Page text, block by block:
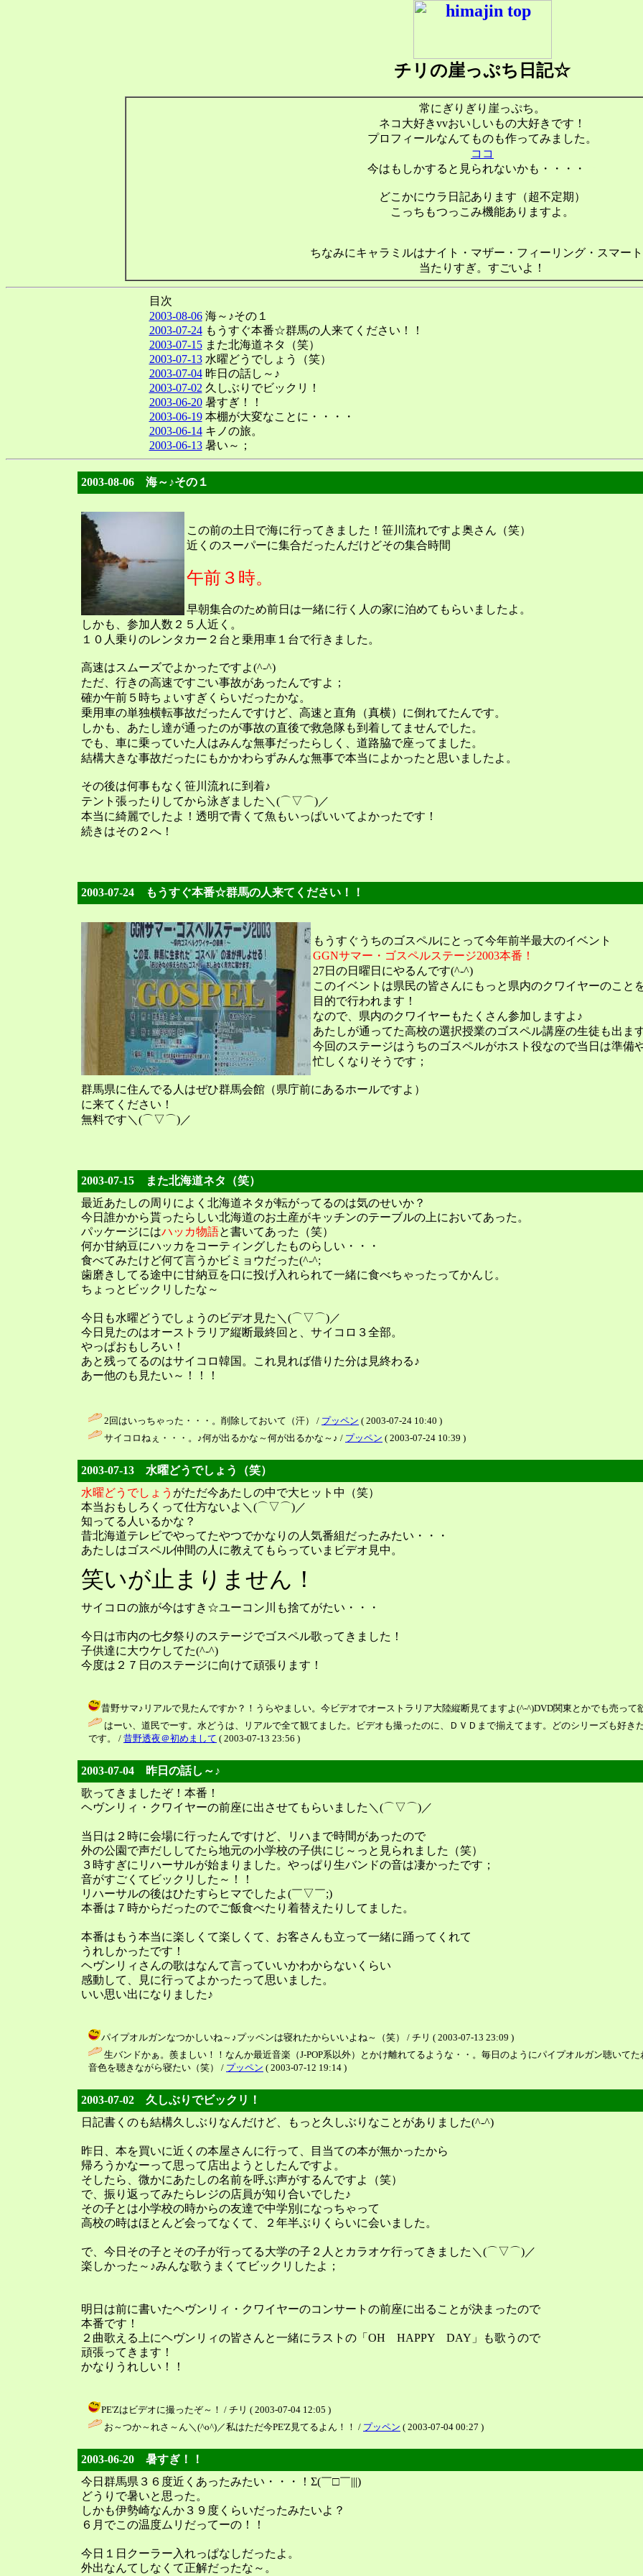
チリの崖っぷち日記☆
常にぎりぎり崖っぷち。
ネコ大好きvvおいしいもの大好きです！
プロフィールなんてものも作ってみました。
ココ
今はもしかすると見られないかも・・・・
どこかにウラ日記あります（超不定期）
こっちもつっこみ機能ありますよ。
ちなみにキャラミルはナイト・マザー・フィーリング・スマート
当たりすぎ。すごいよ！
目次
2003-08-06海～♪その１
2003-07-24もうすぐ本番☆群馬の人来てください！！
2003-07-15また北海道ネタ（笑）
2003-07-13水曜どうでしょう（笑）
2003-07-04昨日の話し～♪
2003-07-02 久しぶりでビックリ！
2003-06-20暑すぎ！！
2003-06-19本棚が大変なことに・・・・
2003-06-14キノの旅。
2003-06-13暑い～；
2003-08-06 海～♪その１
この前の土日で海に行ってきました！笹川流れですよ奥さん（笑）
近くのスーパーに集合だったんだけどその集合時間
午前３時。
早朝集合のため前日は一緒に行く人の家に泊めてもらいましたよ。
しかも、参加人数２５人近く。
１０人乗りのレンタカー２台と乗用車１台で行きました。
高速はスムーズでよかったですよ(^-^)
ただ、行きの高速ですごい事故があったんですよ；
確か午前５時ちょいすぎくらいだったかな。
乗用車の単独横転事故だったんですけど、高速と直角（真横）に倒れてたんです。
しかも、あたし達が通ったのが事故の直後で救急隊も到着してませんでした。
でも、車に乗っていた人はみんな無事だったらしく、道路脇で座ってました。
結構大きな事故だったにもかかわらずみんな無事で本当によかったと思いましたよ。
その後は何事もなく笹川流れに到着♪
テント張ったりしてから泳ぎました＼(⌒▽⌒)／
本当に綺麗でしたよ！透明で青くて魚もいっぱいいてよかったです！
続きはその２へ！
2003-07-24 もうすぐ本番☆群馬の人来てください！！
もうすぐうちのゴスペルにとって今年前半最大のイベント
GGNサマー・ゴスペルステージ2003本番！
27日の日曜日にやるんです(^-^)
このイベントは県民の皆さんにもっと県内のクワイヤーのこと
目的で行われます！
なので、県内のクワイヤーもたくさん参加しますよ♪
あたしが通ってた高校の選択授業のゴスペル講座の生徒も出
今回のステージはうちのゴスペルがホスト役なので当日は準備
忙しくなりそうです；
群馬県に住んでる人はぜひ群馬会館（県庁前にあるホールですよ）
に来てください！
無料です＼(⌒▽⌒)／
2003-07-15 また北海道ネタ（笑）
最近あたしの周りによく北海道ネタが転がってるのは気のせいか？
今日誰かから貰ったらしい北海道のお土産がキッチンのテーブルの上においてあった。
パッケージにはハッカ物語と書いてあった（笑）
何か甘納豆にハッカをコーティングしたものらしい・・・
食べてみたけど何て言うかビミョウだった(^-^;
歯磨きしてる途中に甘納豆を口に投げ入れられて一緒に食べちゃったってかんじ。
ちょっとビックリしたな～
今日も水曜どうでしょうのビデオ見た＼(⌒▽⌒)／
今日見たのはオーストラリア縦断最終回と、サイコロ３全部。
やっぱおもしろい！
あと残ってるのはサイコロ韓国。これ見れば借りた分は見終わる♪
あー他のも見たい～！！！
2回はいっちゃった・・・。削除しておいて（汗） / プッペン ( 2003-07-24 10:40 )
サイコロねぇ・・・。♪何が出るかな～何が出るかな～♪ / プッペン ( 2003-07-24 10:39 )
2003-07-13 水曜どうでしょう（笑）
水曜どうでしょう がただ今あたしの中で大ヒット中（笑）
本当おもしろくって仕方ないよ＼(⌒▽⌒)／
知ってる人いるかな？
昔北海道テレビでやってたやつでかなりの人気番組だったみたい・・・
あたしはゴスペル仲間の人に教えてもらっていまビデオ見中。
笑いが止まりません！
サイコロの旅が今はすき☆ユーコン川も捨てがたい・・・
今日は市内の七夕祭りのステージでゴスペル歌ってきました！
子供達に大ウケしてた(^-^)
今度は２７日のステージに向けて頑張ります！
昔野サマ♪リアルで見たんですか？！うらやましい。今ビデオでオーストラリア大陸縦断見てますよ(^-^)DVD関東とかでも売って
はーい、道民でーす。水どうは、リアルで全て観てました。ビデオも撮ったのに、ＤＶＤまで揃えてます。どのシリーズも好き
です。 / 昔野透夜＠初めまして ( 2003-07-13 23:56 )
2003-07-04 昨日の話し～♪
歌ってきましたぞ！本番！
ヘヴンリィ・クワイヤーの前座に出させてもらいました＼(⌒▽⌒)／
当日は２時に会場に行ったんですけど、リハまで時間があったので
外の公園で声だししてたら地元の小学校の子供にじ～っと見られました（笑）
３時すぎにリハーサルが始まりました。やっぱり生バンドの音は凄かったです；
音がすごくてビックリした～！！
リハーサルの後はひたすらヒマでしたよ(￣▽￣;)
本番は７時からだったのでご飯食べたり着替えたりしてました。
本番はもう本当に楽しくて楽しくて、お客さんも立って一緒に踊ってくれて
うれしかったです！
ヘヴンリィさんの歌はなんて言っていいかわからないくらい
感動して、見に行ってよかったって思いました。
いい思い出になりました♪
パイプオルガンなつかしいね～♪プッペンは寝れたからいいよね～（笑） / チリ ( 2003-07-13 23:09 )
生バンドかぁ。羨ましい！！なんか最近音楽（J-POP系以外）とかけ離れてるような・・。毎日のようにパイプオルガン聴いて
音色を聴きながら寝たい（笑） / プッペン ( 2003-07-12 19:14 )
2003-07-02 久しぶりでビックリ！
日記書くのも結構久しぶりなんだけど、もっと久しぶりなことがありました(^-^)
昨日、本を買いに近くの本屋さんに行って、目当ての本が無かったから
帰ろうかなーって思って店出ようとしたんですよ。
そしたら、微かにあたしの名前を呼ぶ声がするんですよ（笑）
で、振り返ってみたらレジの店員が知り合いでした♪
その子とは小学校の時からの友達で中学別になっちゃって
高校の時はほとんど会ってなくて、２年半ぶりくらいに会いました。
で、今日その子とその子が行ってる大学の子２人とカラオケ行ってきました＼(⌒▽⌒)／
楽しかった～♪みんな歌うまくてビックリしたよ；
明日は前に書いたヘヴンリィ・クワイヤーのコンサートの前座に出ることが決まったので
本番です！
２曲歌える上にヘヴンリィの皆さんと一緒にラストの「OH HAPPY DAY」も歌うので
頑張ってきます！
かなりうれしい！！
PE'Zはビデオに撮ったぞ～！ / チリ ( 2003-07-04 12:05 )
お～つか～れさ～ん＼(^o^)／私はただ今PE'Z見てるよん！！ / プッペン ( 2003-07-04 00:27 )
2003-06-20 暑すぎ！！
今日群馬県３６度近くあったみたい・・・！Σ(￣□￣|||)
どうりで暑いと思った。
しかも伊勢崎なんか３９度くらいだったみたいよ？
６月でこの温度ムリだってーの！！
今日１日クーラー入れっぱなしだったよ。
外出なんてしなくて正解だったな～。